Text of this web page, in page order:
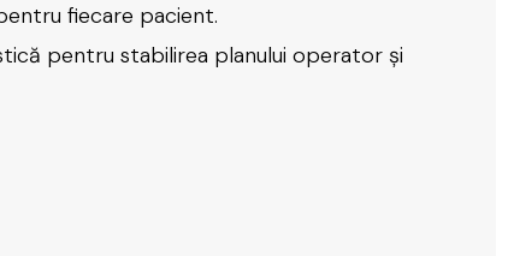
fiecare pacient.
pentru stabilirea planului operator și